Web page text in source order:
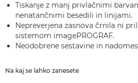
Tiskanje z manj privlačnimi
nenatančnimi besedili in linijami.
Nepreverjena zasnova črnila ni
sistemom imagePROGRAF.
Neodobrene sestavine in
Na kaj se lahko zanesete